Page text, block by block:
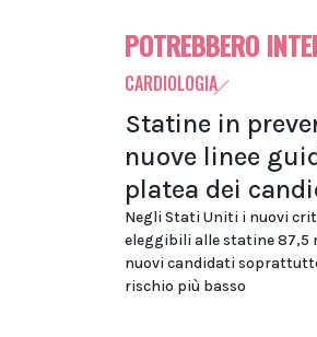
POTREBBERO
CARDIOLOGIA
Statine in
nuove linee
platea dei
Negli Stati Uniti i nuovi
eleggibili alle statine 87,5
nuovi candidati
rischio più basso